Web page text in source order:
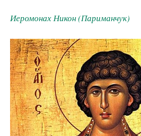
Иеромонах Никон (Париманчук)